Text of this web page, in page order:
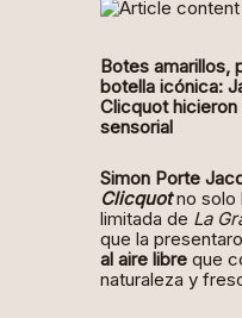
Botes amarillos,
botella icónica:
Clicquot
sensorial
Simon Porte
Clicquotno solo
limitada de La
que la
al aire libre que
naturaleza y